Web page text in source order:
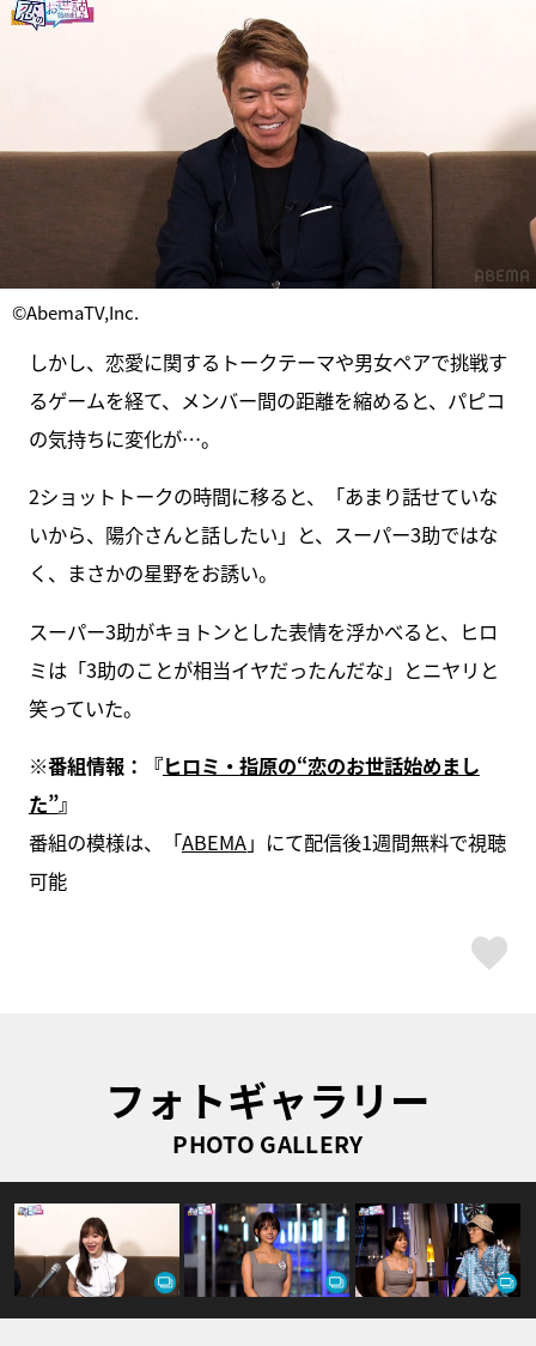
©AbemaTV,Inc.
しかし、恋愛に関するトークテーマや男女ペアで挑戦す
るゲームを経て、メンバー間の距離を縮めると、パピコ
の気持ちに変化が…。
2ショットトークの時間に移ると、「あまり話せていな
いから、陽介さんと話したい」と、スーパー3助ではな
く、まさかの星野をお誘い。
スーパー3助がキョトンとした表情を浮かべると、ヒロ
ミは「3助のことが相当イヤだったんだな」とニヤリと
笑っていた。
※番組情報：『ヒロミ・指原の“恋のお世話始めまし
た”』
番組の模様は、「ABEMA」にて配信後1週間無料で視聴
可能
フォトギャラリー
PHOTO GALLERY